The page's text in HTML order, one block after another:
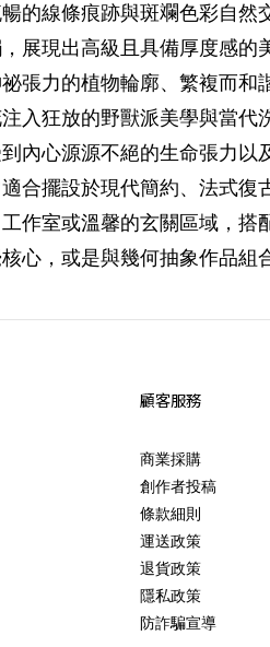
的線條痕跡與斑斕色彩自
展現出高級且具備厚度感的
張力的植物輪廓、繁複而
入狂放的野獸派美學與當
內心源源不絕的生命張力以
合擺設於現代簡約、法式
作室或溫馨的玄關區域，
心，或是與幾何抽象作品組
顧客服務
商業採購
創作者投稿
條款細則
運送政策
退貨政策
隱私政策
防詐騙宣導